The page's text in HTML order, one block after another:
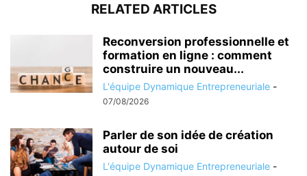
RELATED ARTICLES
Reconversion professionnelle et
formation en ligne : comment
construire un nouveau...
L'équipe Dynamique Entrepreneuriale -
07/08/2026
Parler de son idée de création
autour de soi
L'équipe Dynamique Entrepreneuriale -